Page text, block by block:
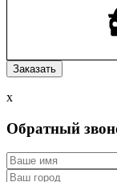
x
Обратный